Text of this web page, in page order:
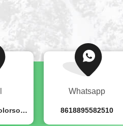
service@wycolorsorter.com
Whatsapp
8618895582510